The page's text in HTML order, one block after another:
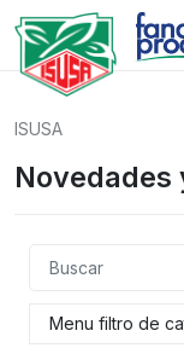
ISUSA
Novedades
Menu filtro de